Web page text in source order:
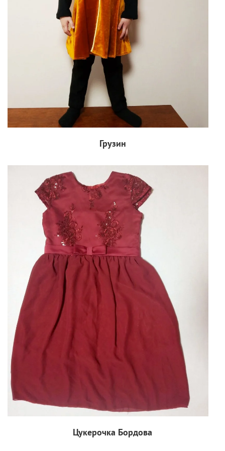
Грузин
Цукерочка Бордова